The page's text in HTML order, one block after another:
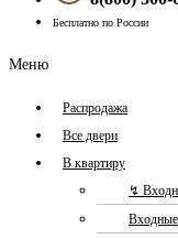
Бесплатно по России
Меню
Распродажа
Все двери
В квартиру
↯
Входные